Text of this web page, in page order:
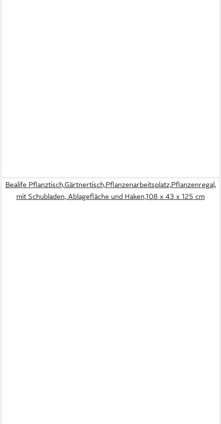
Bealife Pflanztisch,Gärtnertisch,Pflanzenarbeitsplatz,Pflanzenregal,
mit Schubladen, Ablagefläche und Haken,108 x 43 x 125 cm